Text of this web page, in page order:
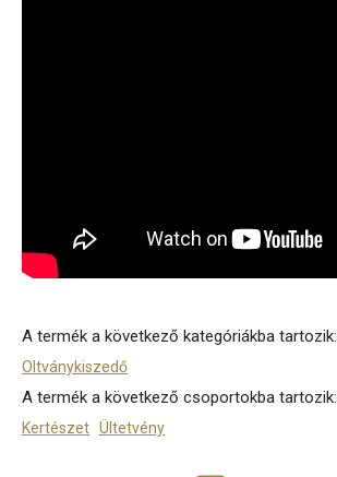
A termék a következő kategóriákba tartozik:
Oltványkiszedő
A termék a következő csoportokba tartozik:
Kertészet Ültetvény